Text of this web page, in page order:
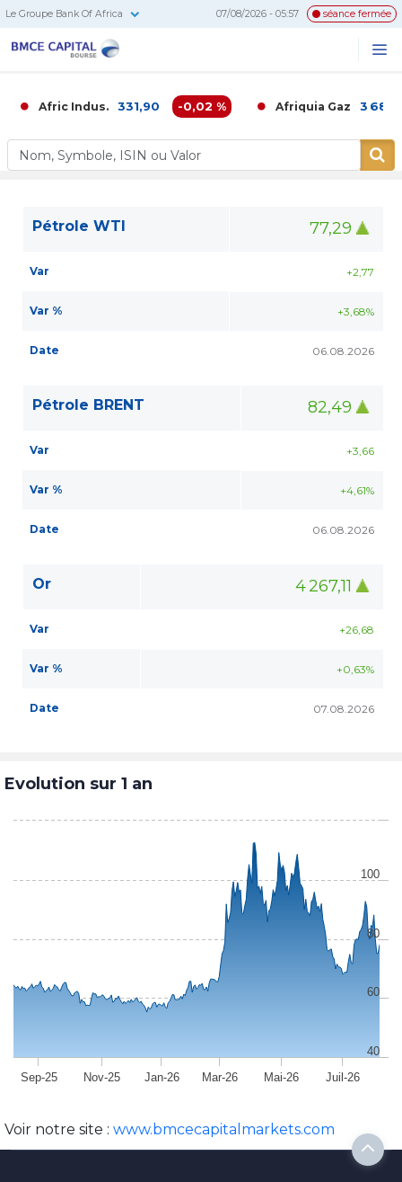
Le Groupe Bank Of Africa 07/08/2026 - 05:57 séance fermée
Afric Indus. 331,90 -0,02 % Afriquia Gaz 3
Pétrole WTI 77,29
Var +2,77
Var % +3,68%
Date 06.08.2026
Pétrole BRENT 82,49
Var +3,66
Var % +4,61%
Date 06.08.2026
Or 4 267,11
Var +26,68
Var % +0,63%
Date 07.08.2026
Evolution sur 1 an
Sep-25 Nov-25 Jan-26 Mar-26 Mai-26 Juil-26
40
60
80
100
Voir notre site : www.bmcecapitalmarkets.com